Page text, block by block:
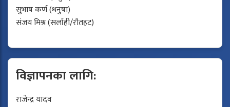
सुभाष कर्ण (धनुषा)
संजय मिश्र (सर्लाही/रौतहट)
विज्ञापनका लागि:
राजेन्द्र यादव